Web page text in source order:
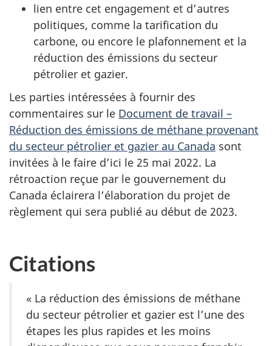
lien entre cet engagement et d’autres
politiques, comme la tarification du
carbone, ou encore le plafonnement et la
réduction des émissions du secteur
pétrolier et gazier.
Les parties intéressées à fournir des
commentaires sur le Document de travail –
Réduction des émissions de méthane provenant
du secteur pétrolier et gazier au Canada sont
invitées à le faire d’ici le 25 mai 2022. La
rétroaction reçue par le gouvernement du
Canada éclairera l’élaboration du projet de
règlement qui sera publié au début de 2023.
Citations
« La réduction des émissions de méthane
du secteur pétrolier et gazier est l’une des
étapes les plus rapides et les moins